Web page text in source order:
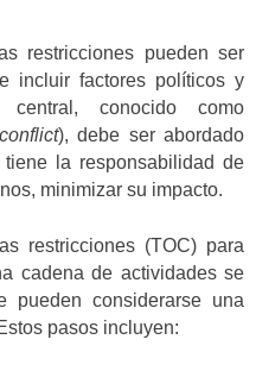
restricciones pueden ser
incluir factores políticos y
central, conocido como
), debe ser abordado
la responsabilidad de
minimizar su impacto.
restricciones (TOC) para
cadena de actividades se
pueden considerarse una
pasos incluyen: